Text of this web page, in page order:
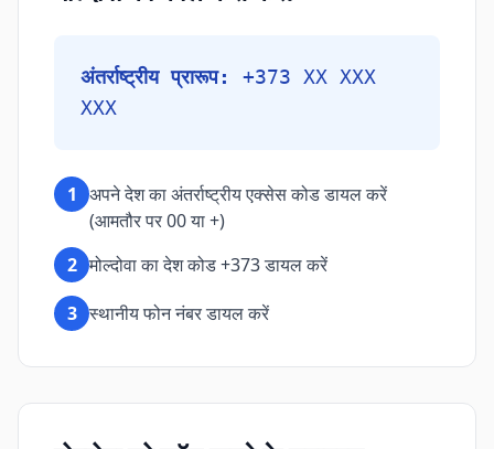
अंतर्राष्ट्रीय प्रारूप:
+373 XX XXX
XXX
1 अपने देश का अंतर्राष्ट्रीय एक्सेस कोड डायल करें
(आमतौर पर 00 या +)
2 मोल्दोवा का देश कोड +373 डायल करें
3 स्थानीय फोन नंबर डायल करें